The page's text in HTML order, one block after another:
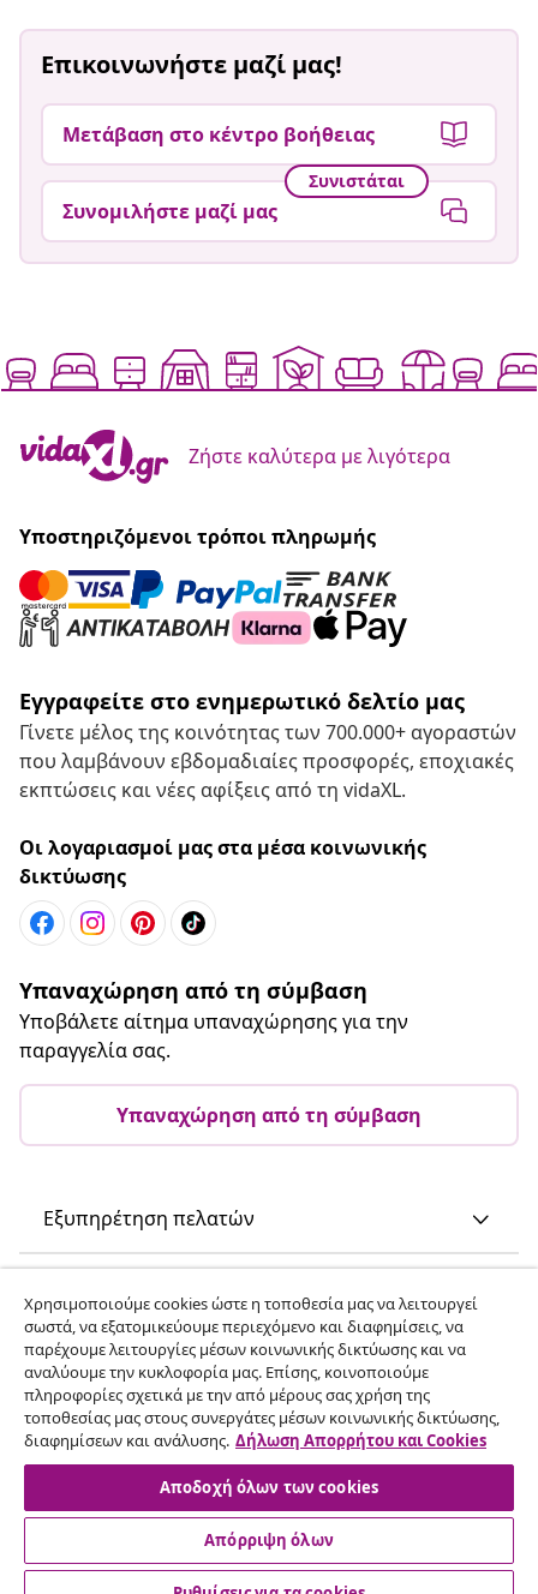
Επικοινωνήστε μαζί μας!
Μετάβαση στο κέντρο βοήθειας
Συνιστάται
Συνομιλήστε μαζί μας
Ζήστε καλύτερα με λιγότερα
Υποστηριζόμενοι τρόποι πληρωμής
Εγγραφείτε στο ενημερωτικό δελτίο μας
Γίνετε μέλος της κοινότητας των 700.000+ αγοραστών
που λαμβάνουν εβδομαδιαίες προσφορές, εποχιακές
εκπτώσεις και νέες αφίξεις από τη vidaXL.
Οι λογαριασμοί μας στα μέσα κοινωνικής
δικτύωσης
Υπαναχώρηση από τη σύμβαση
Υποβάλετε αίτημα υπαναχώρησης για την
παραγγελία σας.
Υπαναχώρηση από τη σύμβαση
Εξυπηρέτηση πελατών
vidaXL
Ανακαλύψτε περισσότερα
Χρησιμοποιούμε cookies ώστε η τοποθεσία μας να λειτουργεί
σωστά, να εξατομικεύουμε περιεχόμενο και διαφημίσεις, να
παρέχουμε λειτουργίες μέσων κοινωνικής δικτύωσης και να
αναλύουμε την κυκλοφορία μας. Επίσης, κοινοποιούμε
πληροφορίες σχετικά με την από μέρους σας χρήση της
τοποθεσίας μας στους συνεργάτες μέσων κοινωνικής δικτύωσης,
διαφημίσεων και ανάλυσης. Δήλωση Απορρήτου και Cookies
Αποδοχή όλων των cookies
Απόρριψη όλων